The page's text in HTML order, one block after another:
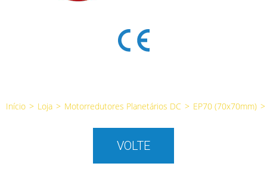
Início > Loja > Motorredutores Planetários DC > EP70 (70x70mm) >
VOLTE